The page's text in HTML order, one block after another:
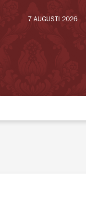
7 AUGUSTI 2026